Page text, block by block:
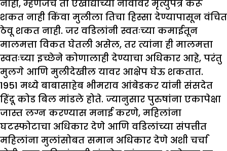
नाही, म्हणजेच तो एखाद्याच्या नावावर मृत्युपत्र करू
शकत नाही किंवा मुलीला तिचा हिस्सा देण्यापासून वंचित
ठेवू शकत नाही. जर वडिलांनी स्वतःच्या कमाईतून
मालमत्ता विकत घेतली असेल, तर त्यांना ही मालमत्ता
स्वतःच्या इच्छेने कोणालाही देण्याचा अधिकार आहे, परंतु
मुलगे आणि मुलीदेखील यावर आक्षेप घेऊ शकतात.
1951 मध्ये बाबासाहेब भीमराव आंबेडकर यांनी संसदेत
हिंदू कोड बिल मांडले होते. ज्यानुसार पुरुषांना एकापेक्षा
जास्त लग्न करण्यास मनाई करणे, महिलांना
घटस्फोटाचा अधिकार देणे आणि वडिलांच्या संपत्तीत
महिलांना मुलांसोबत समान अधिकार देणे अशी चर्चा